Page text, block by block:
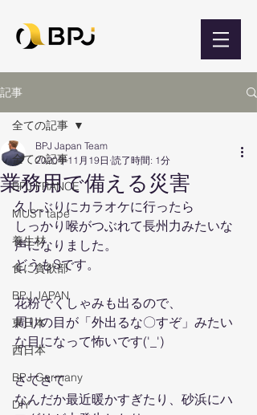
記事
全ての記事
BPJ FRANCE
MUST tape
養生材
食に貪欲部
BPJ JAPAN
東日本
西日本
BPJ Germany
DIY
全ての記事
業務用で備える災害
BPJ Japan Team
2020年11月19日 読了時間: 1分
久しぶりにカラオケに行ったら
しっかり喉がつぶれて長州力みたいな
声になりました。
どうもSです。
花粉でくしゃみも出るので、
周りの目が「外出るな〇すぞ」みたい
な目になって怖いです('_')
さてさて
なんだか最近暖かすぎたり、砂浜にハ